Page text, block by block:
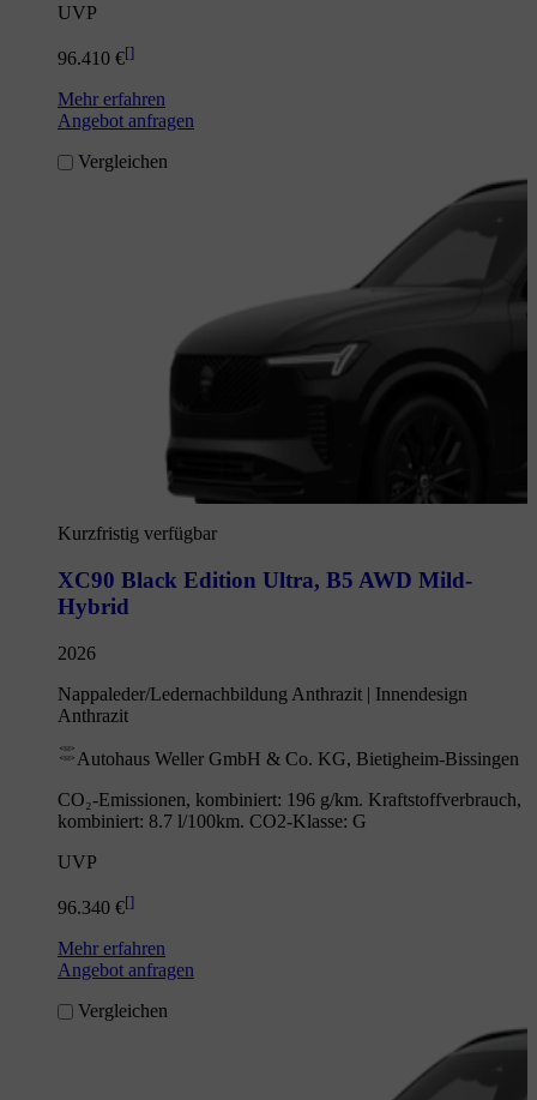
UVP
96.410 €[]
Mehr erfahren
Angebot anfragen
Vergleichen
Kurzfristig verfügbar
XC90 Black Edition Ultra, B5 AWD Mild-
Hybrid
2026
Nappaleder/Ledernachbildung Anthrazit | Innendesign
Anthrazit
Autohaus Weller GmbH & Co. KG, Bietigheim-Bissingen
CO₂-Emissionen, kombiniert: 196 g/km. Kraftstoffverbrauch,
kombiniert: 8.7 l/100km. CO2-Klasse: G
UVP
96.340 €[]
Mehr erfahren
Angebot anfragen
Vergleichen